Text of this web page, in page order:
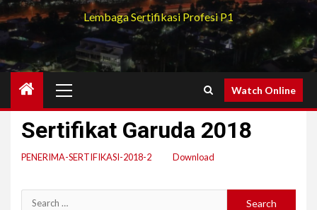
Lembaga Sertifikasi Profesi P1
Menu
Watch Online
Sertifikat Garuda 2018
PENERIMA-SERTIFIKASI-2018-2 Download
Search